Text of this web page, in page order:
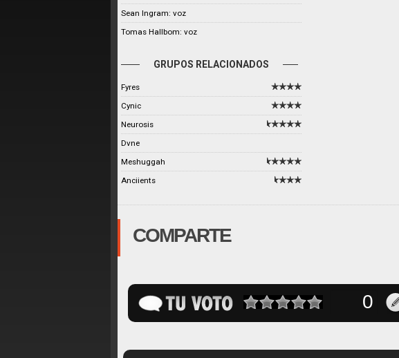
Sean Ingram: voz
Tomas Hallbom: voz
GRUPOS RELACIONADOS
Fyres
Cynic
Neurosis
Dvne
Meshuggah
Anciients
COMPARTE